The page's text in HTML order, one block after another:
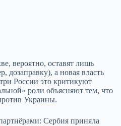
вероятно, оставят лишь
дозаправку), а новая власть
России это критикуют
роли объясняют тем, что
Украины.
Сербия приняла